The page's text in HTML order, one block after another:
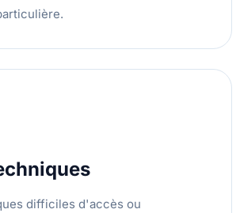
difficiles d'accès ou